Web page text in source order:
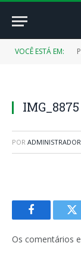
VOCÊ ESTÁ EM:
IMG_8875
POR ADMINISTRADOR
Facebook
Os comentários